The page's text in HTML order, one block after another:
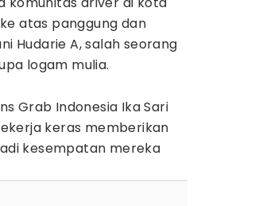
atas panggung dan
Hudarie A, salah seorang
logam mulia.
Grab Indonesia Ika Sari
keras memberikan
kesempatan mereka